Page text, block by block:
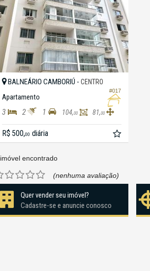
#017
BALNEÁRIO CAMBORIÚ - CENTRO
Apartamento
3 2 1 104,00 81,00
R$ 500,00 diária
imóvel encontrado
(nenhuma avaliação)
Quer vender seu imóvel?
Cadastre-se e anuncie conosco